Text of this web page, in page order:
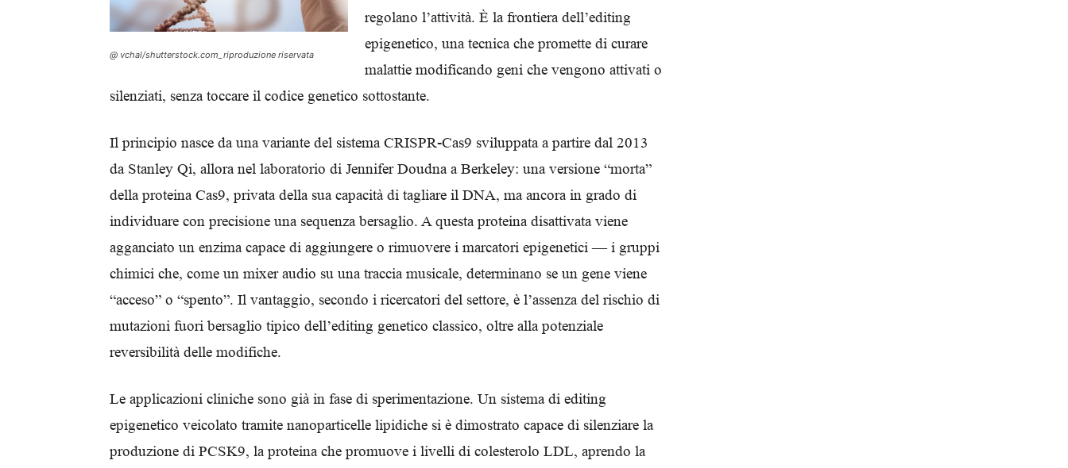
dei
@ vchal/shutterstock.com_riproduzione riservata
regolano l’attività. È la frontiera dell’editing
epigenetico, una tecnica che promette di curare
malattie modificando geni che vengono attivati o
silenziati, senza toccare il codice genetico sottostante.
Il principio nasce da una variante del sistema CRISPR-Cas9 sviluppata a partire dal 2013
da Stanley Qi, allora nel laboratorio di Jennifer Doudna a Berkeley: una versione “morta”
della proteina Cas9, privata della sua capacità di tagliare il DNA, ma ancora in grado di
individuare con precisione una sequenza bersaglio. A questa proteina disattivata viene
agganciato un enzima capace di aggiungere o rimuovere i marcatori epigenetici — i gruppi
chimici che, come un mixer audio su una traccia musicale, determinano se un gene viene
“acceso” o “spento”. Il vantaggio, secondo i ricercatori del settore, è l’assenza del rischio di
mutazioni fuori bersaglio tipico dell’editing genetico classico, oltre alla potenziale
reversibilità delle modifiche.
Le applicazioni cliniche sono già in fase di sperimentazione. Un sistema di editing
epigenetico veicolato tramite nanoparticelle lipidiche si è dimostrato capace di silenziare la
produzione di PCSK9, la proteina che promuove i livelli di colesterolo LDL, aprendo la